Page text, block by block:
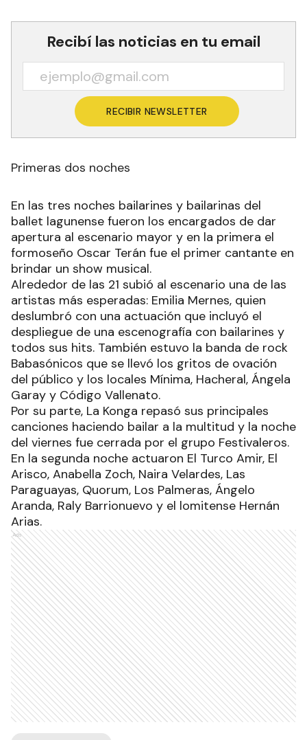
Recibí las noticias en tu email
RECIBIR NEWSLETTER
Primeras dos noches
En las tres noches bailarines y bailarinas del
ballet lagunense fueron los encargados de dar
apertura al escenario mayor y en la primera el
formoseño Oscar Terán fue el primer cantante en
brindar un show musical.
Alrededor de las 21 subió al escenario una de las
artistas más esperadas: Emilia Mernes, quien
deslumbró con una actuación que incluyó el
despliegue de una escenografía con bailarines y
todos sus hits. También estuvo la banda de rock
Babasónicos que se llevó los gritos de ovación
del público y los locales Mínima, Hacheral, Ángela
Garay y Código Vallenato.
Por su parte, La Konga repasó sus principales
canciones haciendo bailar a la multitud y la noche
del viernes fue cerrada por el grupo Festivaleros.
En la segunda noche actuaron El Turco Amir, El
Arisco, Anabella Zoch, Naira Velardes, Las
Paraguayas, Quorum, Los Palmeras, Ángelo
Aranda, Raly Barrionuevo y el lomitense Hernán
Arias.
Ads